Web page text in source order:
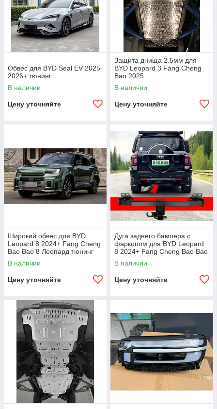
Обвес для BYD Seal EV 2025-
2026+ тюнинг
В наличии
Цену уточняйте
Защита днища 2.5мм для
BYD Leopard 3 Fang Cheng
Bao 2025
В наличии
Цену уточняйте
Широкий обвес для BYD
Leopard 8 2024+ Fang Cheng
Bao Bao 8 Леопард тюнинг
В наличии
Цену уточняйте
Дуга заднего бампера с
фаркопом для BYD Leopard
8 2024+ Fang Cheng Bao Bao
8 Леопард
В наличии
Цену уточняйте